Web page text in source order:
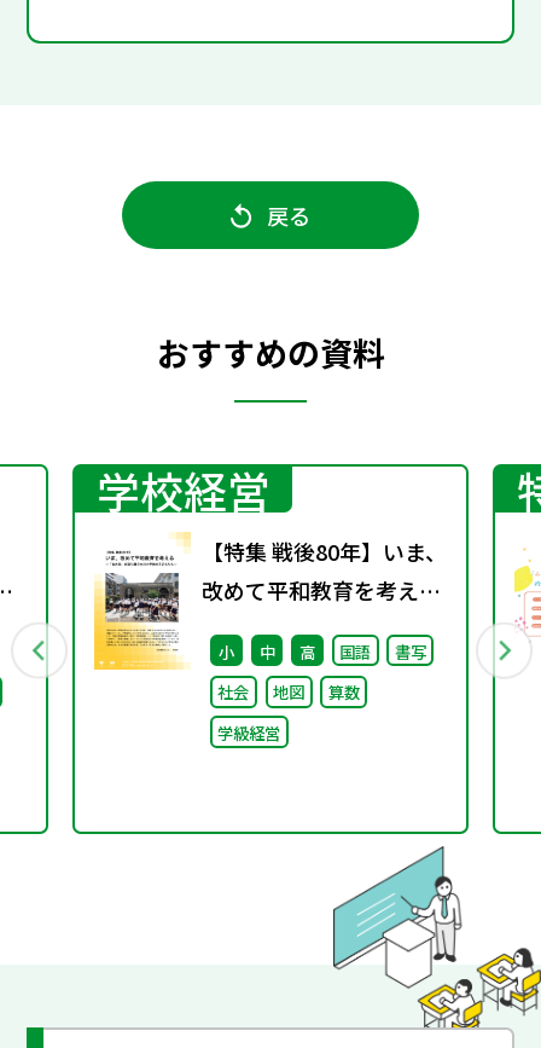
戻る
おすすめの資料
学校経営
【特集 戦後80年】いま、
改めて平和教育を考え
る〜「あの日」を語り継
ぐ本川小学校の子どもた
ち〜
小 中 高 国語
書写
社会
地図
算数
学級経営